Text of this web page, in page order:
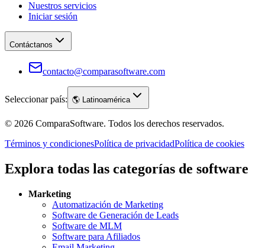
Nuestros servicios
Iniciar sesión
Contáctanos
contacto@comparasoftware.com
Seleccionar país: 🌎 Latinoamérica
© 2026 ComparaSoftware. Todos los derechos reservados.
Términos y condicionesPolítica de privacidadPolítica de cookies
Explora todas las categorías de software
Marketing
Automatización de Marketing
Software de Generación de Leads
Software de MLM
Software para Afiliados